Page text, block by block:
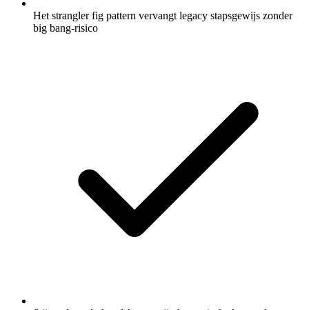
Het strangler fig pattern vervangt legacy stapsgewijs zonder
big bang-risico